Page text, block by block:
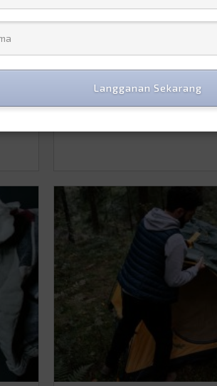
Zaman sekarang siapa sih
begitu menggoda pasti akan
ikut makan. Apalagi di
dengan varian rasa enak yang
penjuru dunia. Ngomongin
sih kalau ada banyak …
Langganan Sekarang